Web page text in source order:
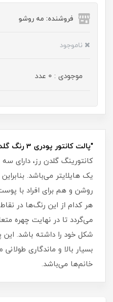
فروشنده: مه رو‌شو
ناموجود
موجودی : 0 عدد
"پالت کانتور پودری 3 رنگ گلدن رز"...
کانتورینگ گلدن رز، دارای
یک هایلایتر می‌باشد.
روشن و هم برای افراد با
هر کدام از این رنگ‌ها در
می‌گردد تا در نهایت چهره
شکل خود را داشته باشد. این
بسیار بالا و ماندگاری
خانم‌ها می‌باشد.